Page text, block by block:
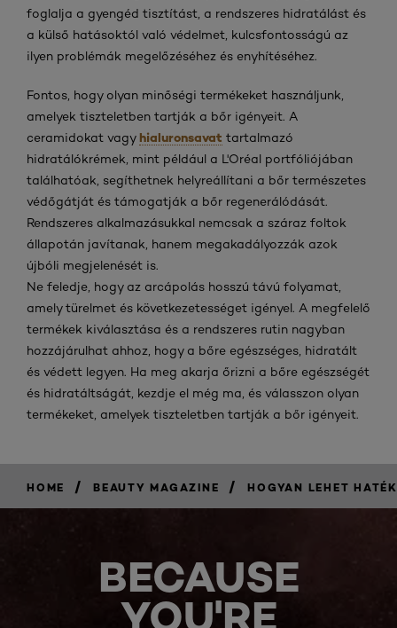
foglalja a gyengéd tisztítást, a rendszeres hidratálást és
a külső hatásoktól való védelmet, kulcsfontosságú az
ilyen problémák megelőzéséhez és enyhítéséhez.
Fontos, hogy olyan minőségi termékeket használjunk,
amelyek tiszteletben tartják a bőr igényeit. A
ceramidokat vagyhialuronsavat tartalmazó
hidratálókrémek, mint például a L'Oréal portfóliójában
találhatóak, segíthetnek helyreállítani a bőr természetes
védőgátját és támogatják a bőr regenerálódását.
Rendszeres alkalmazásukkal nemcsak a száraz foltok
állapotán javítanak, hanem megakadályozzák azok
újbóli megjelenését is.
Ne feledje, hogy az arcápolás hosszú távú folyamat,
amely türelmet és következetességet igényel. A megfelelő
termékek kiválasztása és a rendszeres rutin nagyban
hozzájárulhat ahhoz, hogy a bőre egészséges, hidratált
és védett legyen. Ha meg akarja őrizni a bőre egészségét
és hidratáltságát, kezdje el még ma, és válasszon olyan
termékeket, amelyek tiszteletben tartják a bőr igényeit.
HOME / BEAUTY MAGAZINE / HOGYAN LEHET
BECAUSE
YOU'RE